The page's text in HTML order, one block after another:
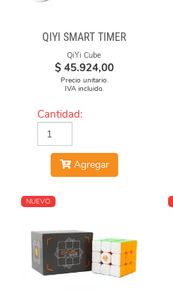
QIYI SMART TIMER
QiYi Cube
$ 45.924,00
Precio unitario.
IVA incluido.
Cantidad:
Agregar
NUEVO